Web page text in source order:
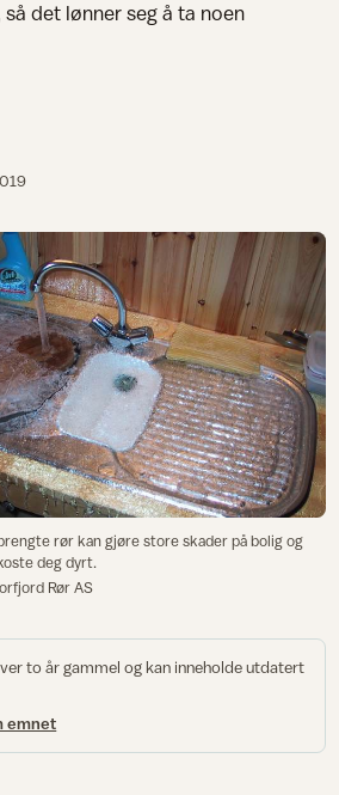
det lønner seg å ta noen
rør kan gjøre store skader på bolig og
deg dyrt.
Rør AS
to år gammel og kan inneholde utdatert
emnet